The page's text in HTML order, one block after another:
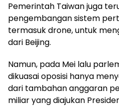
Pemerintah Taiwan juga
pengembangan sistem
termasuk drone, untuk
dari Beijing.
Namun, pada Mei lalu
dikuasai oposisi hanya
dari tambahan anggaran
miliar yang diajukan